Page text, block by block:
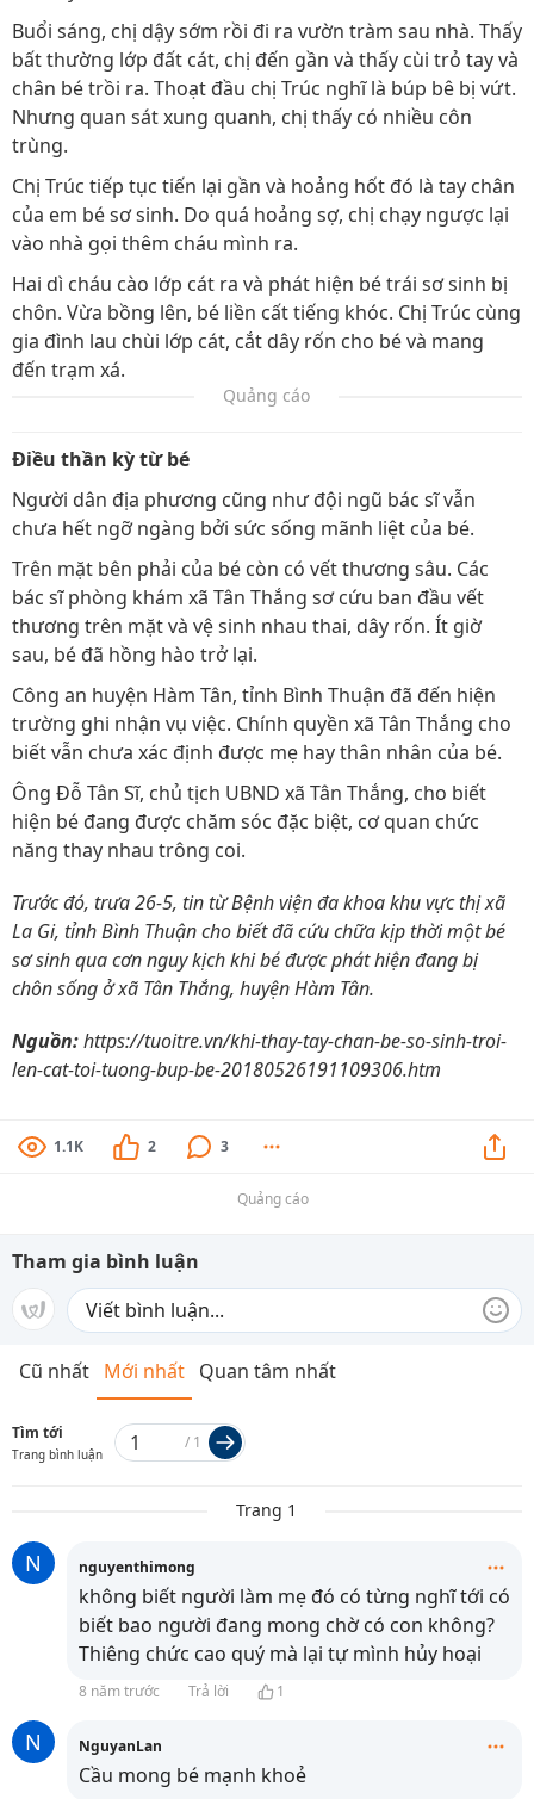
Buổi sáng, chị dậy sớm rồi đi ra vườn tràm sau nhà. Thấy
bất thường lớp đất cát, chị đến gần và thấy cùi trỏ tay và
chân bé trồi ra. Thoạt đầu chị Trúc nghĩ là búp bê bị vứt.
Nhưng quan sát xung quanh, chị thấy có nhiều côn
trùng.
Chị Trúc tiếp tục tiến lại gần và hoảng hốt đó là tay chân
của em bé sơ sinh. Do quá hoảng sợ, chị chạy ngược lại
vào nhà gọi thêm cháu mình ra.
Hai dì cháu cào lớp cát ra và phát hiện bé trái sơ sinh bị
chôn. Vừa bồng lên, bé liền cất tiếng khóc. Chị Trúc cùng
gia đình lau chùi lớp cát, cắt dây rốn cho bé và mang
đến trạm xá.
Quảng cáo
Điều thần kỳ từ bé
Người dân địa phương cũng như đội ngũ bác sĩ vẫn
chưa hết ngỡ ngàng bởi sức sống mãnh liệt của bé.
Trên mặt bên phải của bé còn có vết thương sâu. Các
bác sĩ phòng khám xã Tân Thắng sơ cứu ban đầu vết
thương trên mặt và vệ sinh nhau thai, dây rốn. Ít giờ
sau, bé đã hồng hào trở lại.
Công an huyện Hàm Tân, tỉnh Bình Thuận đã đến hiện
trường ghi nhận vụ việc. Chính quyền xã Tân Thắng cho
biết vẫn chưa xác định được mẹ hay thân nhân của bé.
Ông Đỗ Tân Sĩ, chủ tịch UBND xã Tân Thắng, cho biết
hiện bé đang được chăm sóc đặc biệt, cơ quan chức
năng thay nhau trông coi.
Trước đó, trưa 26-5, tin từ Bệnh viện đa khoa khu vực thị xã
La Gi, tỉnh Bình Thuận cho biết đã cứu chữa kịp thời một bé
sơ sinh qua cơn nguy kịch khi bé được phát hiện đang bị
chôn sống ở xã Tân Thắng, huyện Hàm Tân.
Nguồn:https://tuoitre.vn/khi-thay-tay-chan-be-so-sinh-troi-
len-cat-toi-tuong-bup-be-20180526191109306.htm
1.1K 2 3
Quảng cáo
Tham gia bình luận
Cũ nhất Mới nhất Quan tâm nhất
Tìm tới
Trang bình luận
/ 1
Trang 1
N nguyenthimong
không biết người làm mẹ đó có từng nghĩ tới có
biết bao người đang mong chờ có con không?
Thiêng chức cao quý mà lại tự mình hủy hoại
8 năm trước Trả lời 1
N NguyanLan
Cầu mong bé mạnh khoẻ